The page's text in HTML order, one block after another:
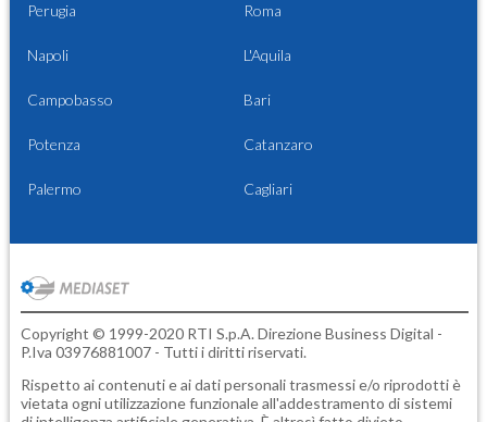
Perugia Roma
Napoli L'Aquila
Campobasso Bari
Potenza Catanzaro
Palermo Cagliari
Copyright © 1999-2020 RTI S.p.A. Direzione Business Digital -
P.Iva 03976881007 - Tutti i diritti riservati.
Rispetto ai contenuti e ai dati personali trasmessi e/o riprodotti è
vietata ogni utilizzazione funzionale all'addestramento di sistemi